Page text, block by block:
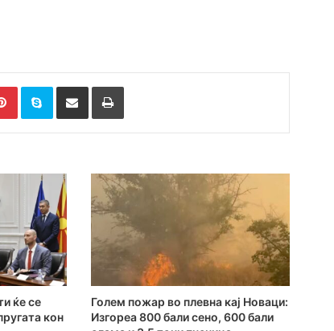
PinterestSkype Сподели преку Е-маил Испринтај
ќе се
кон
Голем пожар во плевна кај Новаци:
Изгореа 800 бали сено, 600 бали